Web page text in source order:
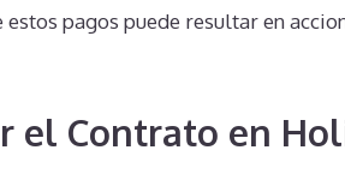
pagos puede resultar en
el Contrato en